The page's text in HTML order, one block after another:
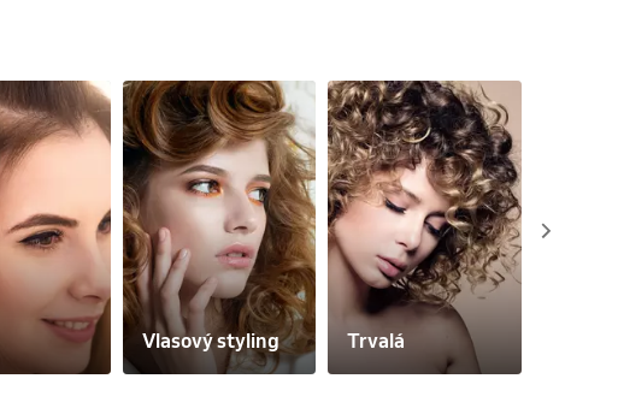
Vlasový styling Trvalá